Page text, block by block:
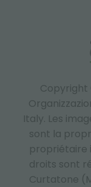
Copyright
Italy. Les
sont la
propriétaire
droits sont
Curtatone